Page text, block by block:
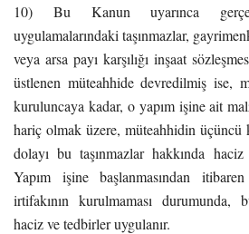
10) Bu Kanun uyarınca
uygulamalarındaki taşınmazlar,
veya arsa payı karşılığı inşaat
üstlenen müteahhide devredilmiş ise,
kuruluncaya kadar, o yapım işine ait
hariç olmak üzere, müteahhidin üçüncü
dolayı bu taşınmazlar hakkında
Yapım işine başlanmasından
irtifakının kurulmaması durumunda,
haciz ve tedbirler uygulanır.